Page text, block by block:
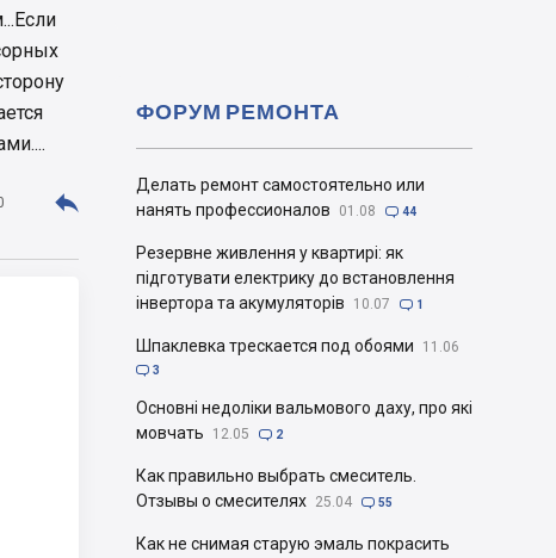

Делать ремонт самостоятельно или
нанять профессионалов
01.08  44
Резервне живлення у квартирі: як
підготувати електрику до встановлення
інвертора та акумуляторів
10.07  1
Шпаклевка трескается под обоями 11.06
 3
Основні недоліки вальмового даху, про які
мовчать
12.05  2
Как правильно выбрать смеситель.
Отзывы о смесителях 25.04  55
Как не снимая старую эмаль покрасить
ФОРУМ РЕМОНТА